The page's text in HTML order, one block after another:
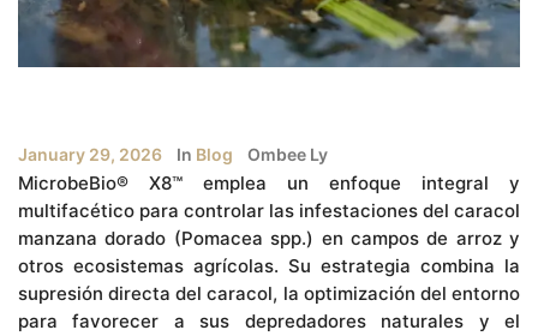
January 29, 2026 In Blog Ombee Ly
MicrobeBio® X8™ emplea un enfoque integral y
multifacético para controlar las infestaciones del caracol
manzana dorado (Pomacea spp.) en campos de arroz y
otros ecosistemas agrícolas. Su estrategia combina la
supresión directa del caracol, la optimización del entorno
para favorecer a sus depredadores naturales y el